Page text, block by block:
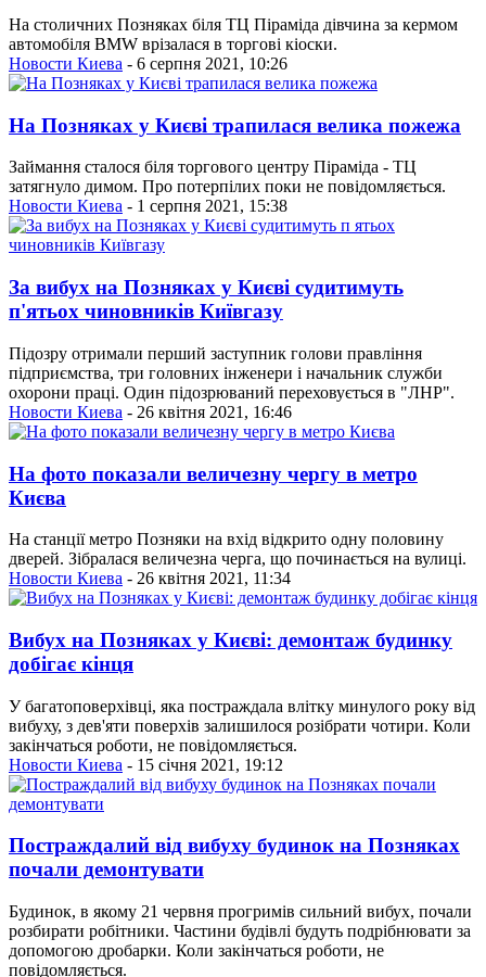
На столичних Позняках біля ТЦ Піраміда дівчина за кермом
автомобіля BMW врізалася в торгові кіоски.
Новости Киева - 6 серпня 2021, 10:26
На Позняках у Києві трапилася велика пожежа
Займання сталося біля торгового центру Піраміда - ТЦ
затягнуло димом. Про потерпілих поки не повідомляється.
Новости Киева - 1 серпня 2021, 15:38
За вибух на Позняках у Києві судитимуть
п'ятьох чиновників Київгазу
Підозру отримали перший заступник голови правління
підприємства, три головних інженери і начальник служби
охорони праці. Один підозрюваний переховується в "ЛНР".
Новости Киева - 26 квітня 2021, 16:46
На фото показали величезну чергу в метро
Києва
На станції метро Позняки на вхід відкрито одну половину
дверей. Зібралася величезна черга, що починається на вулиці.
Новости Киева - 26 квітня 2021, 11:34
Вибух на Позняках у Києві: демонтаж будинку
добігає кінця
У багатоповерхівці, яка постраждала влітку минулого року від
вибуху, з дев'яти поверхів залишилося розібрати чотири. Коли
закінчаться роботи, не повідомляється.
Новости Киева - 15 січня 2021, 19:12
Постраждалий від вибуху будинок на Позняках
почали демонтувати
Будинок, в якому 21 червня прогримів сильний вибух, почали
розбирати робітники. Частини будівлі будуть подрібнювати за
допомогою дробарки. Коли закінчаться роботи, не
повідомляється.